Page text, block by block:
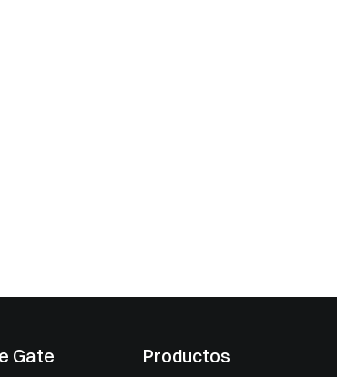
Gate Productos